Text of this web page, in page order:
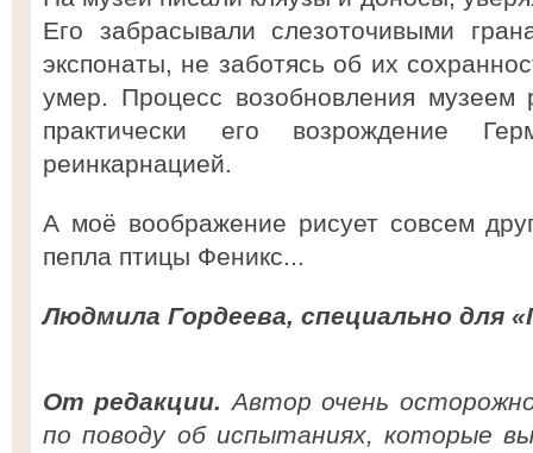
Его забрасывали слезоточивыми
экспонаты, не заботясь об их
умер. Процесс возобновления
практически его возрождение
реинкарнацией.
А моё воображение рисует совсем
пепла птицы Феникс...
Людмила Гордеева, специально для
От редакции.Автор очень
по поводу об испытаниях, которые